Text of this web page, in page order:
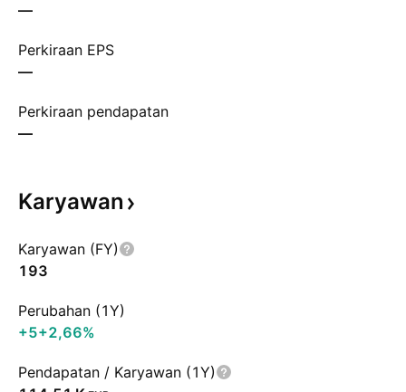
—
Perkiraan EPS
—
Perkiraan pendapatan
—
Karyawan
Karyawan (FY)
193
Perubahan (1Y)
+5+2,66%
Pendapatan / Karyawan (1Y)